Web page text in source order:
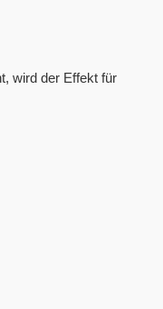
wird der Effekt für